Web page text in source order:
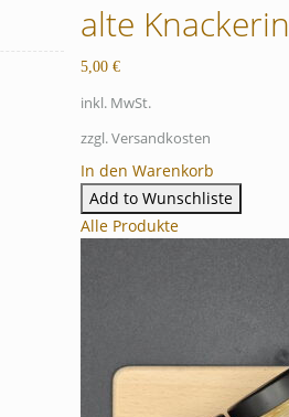
alte Knackerin
5,00 €
inkl. MwSt.
zzgl. Versandkosten
In den Warenkorb
Add to Wunschliste
Alle Produkte